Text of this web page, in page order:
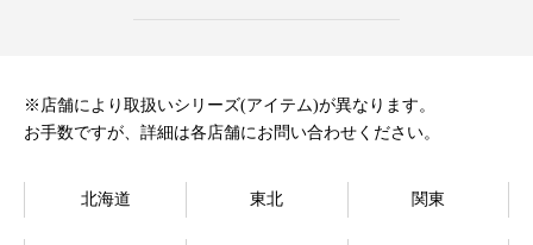
※店舗により取扱いシリーズ(アイテム)が異なります。
お手数ですが、詳細は各店舗にお問い合わせください。
北海道 東北 関東